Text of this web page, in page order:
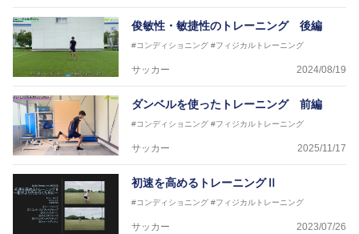
俊敏性・敏捷性のトレーニング 後編
#コンディショニング #フィジカルトレーニング
サッカー 2024/08/19
ダンベルを使ったトレーニング 前編
#コンディショニング #フィジカルトレーニング
サッカー 2025/11/17
初速を高めるトレーニングⅡ
#コンディショニング #フィジカルトレーニング
サッカー 2023/07/26